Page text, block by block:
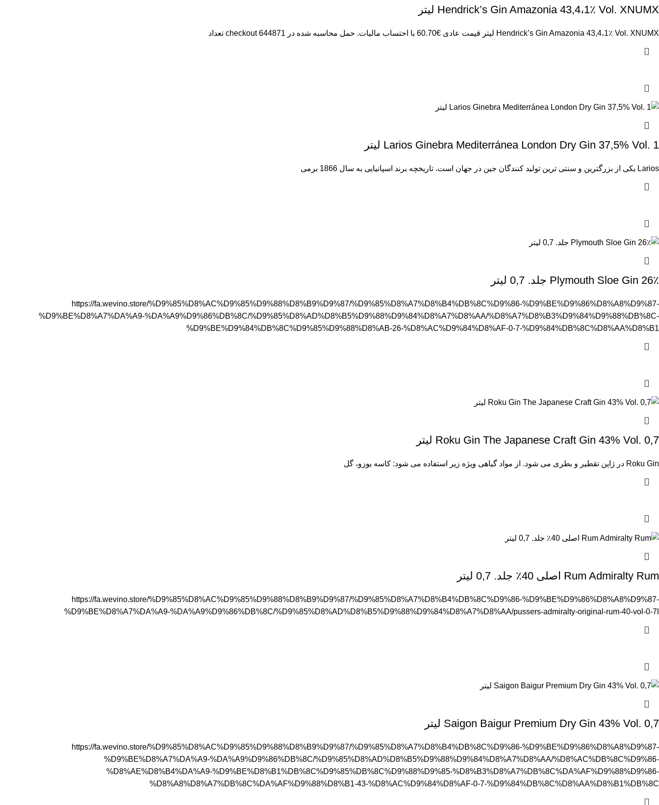
Hendrick’s Gin Amazonia 43,4،1٪ Vol. XNUMX لیتر
Hendrick’s Gin Amazonia 43,4،1٪ Vol. XNUMX لیتر قیمت عادی €60.70 با احتساب مالیات. حمل محاسبه شده در checkout 644871 تعداد
Larios Ginebra Mediterránea London Dry Gin 37,5% Vol. 1 لیتر
Larios یکی از بزرگترین و سنتی ترین تولید کنندگان جین در جهان است. تاریخچه برند اسپانیایی به سال 1866 برمی
Plymouth Sloe Gin 26٪ جلد. 0,7 لیتر
https://fa.wevino.store/%D9%85%D8%AC%D9%85%D9%88%D8%B9%D9%87/%D9%85%D8%A7%D8%B4%DB%8C%D9%86-%D9%BE%D9%86%D8%A8%D9%87-
%D9%BE%D8%A7%DA%A9-%DA%A9%D9%86%DB%8C/%D9%85%D8%AD%D8%B5%D9%88%D9%84%D8%A7%D8%AA/%D8%A7%D8%B3%D9%84%D9%88%DB%8C-
%D9%BE%D9%84%DB%8C%D9%85%D9%88%D8%AB-26-%D8%AC%D9%84%D8%AF-0-7-%D9%84%DB%8C%D8%AA%D8%B1
Roku Gin The Japanese Craft Gin 43% Vol. 0,7 لیتر
Roku Gin در ژاپن تقطیر و بطری می شود. از مواد گیاهی ویژه زیر استفاده می شود: کاسه یوزو، گل
Rum Admiralty Rum اصلی 40٪ جلد. 0,7 لیتر
https://fa.wevino.store/%D9%85%D8%AC%D9%85%D9%88%D8%B9%D9%87/%D9%85%D8%A7%D8%B4%DB%8C%D9%86-%D9%BE%D9%86%D8%A8%D9%87-
%D9%BE%D8%A7%DA%A9-%DA%A9%D9%86%DB%8C/%D9%85%D8%AD%D8%B5%D9%88%D9%84%D8%A7%D8%AA/pussers-admiralty-original-rum-40-vol-0-7l
Saigon Baigur Premium Dry Gin 43% Vol. 0,7 لیتر
https://fa.wevino.store/%D9%85%D8%AC%D9%85%D9%88%D8%B9%D9%87/%D9%85%D8%A7%D8%B4%DB%8C%D9%86-%D9%BE%D9%86%D8%A8%D9%87-
%D9%BE%D8%A7%DA%A9-%DA%A9%D9%86%DB%8C/%D9%85%D8%AD%D8%B5%D9%88%D9%84%D8%A7%D8%AA/%D8%AC%DB%8C%D9%86-
%D8%AE%D8%B4%DA%A9-%D9%BE%D8%B1%DB%8C%D9%85%DB%8C%D9%88%D9%85-%D8%B3%D8%A7%DB%8C%DA%AF%D9%88%D9%86-
%D8%A8%D8%A7%DB%8C%DA%AF%D9%88%D8%B1-43-%D8%AC%D9%84%D8%AF-0-7-%D9%84%DB%8C%D8%AA%D8%B1%DB%8C